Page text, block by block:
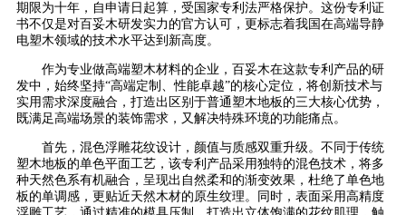
期限为十年，自申请日起算，受国家专利法严格保护。这份专利证
书不仅是对百妥木研发实力的官方认可，更标志着我国在高端导静
电塑木领域的技术水平达到新高度。
作为专业做高端塑木材料的企业，百妥木在这款专利产品的研
发中，始终坚持“高端定制、性能卓越”的核心定位，将创新技术与
实用需求深度融合，打造出区别于普通塑木地板的三大核心优势，
既满足高端场景的装饰需求，又解决特殊环境的功能痛点。
首先，混色浮雕花纹设计，颜值与质感双重升级。不同于传统
塑木地板的单色平面工艺，该专利产品采用独特的混色技术，将多
种天然色系有机融合，呈现出自然柔和的渐变效果，杜绝了单色地
板的单调感，更贴近天然木材的原生纹理。同时，表面采用高精度